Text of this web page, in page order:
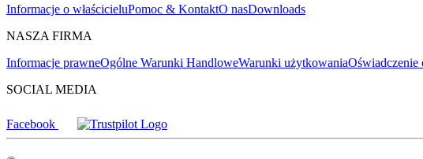
Informacje o właścicieluPomoc & KontaktO nasDownloads
NASZA FIRMA
Informacje prawneOgólne Warunki HandloweWarunki użytkowaniaOświadczenie
SOCIAL MEDIA
Facebook